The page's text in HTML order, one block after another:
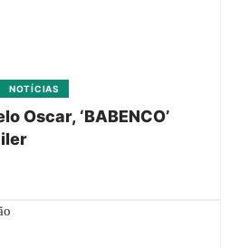
NOTÍCIAS
Oscar, ‘BABENCO’